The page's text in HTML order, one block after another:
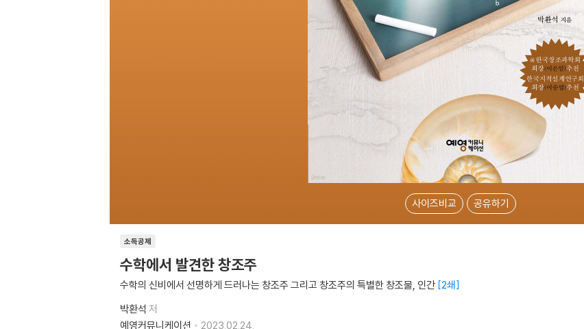
사이즈비교 공유하기
소득공제
수학에서 발견한 창조주
수학의 신비에서 선명하게 드러나는 창조주 그리고 창조주의 특별한 창조물, 인간 2쇄
박환석 저
예영커뮤니케이션
2023.02.24.